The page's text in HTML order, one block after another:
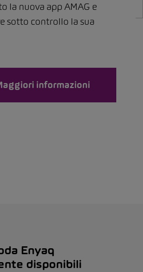
la nuova app AMAG e
sotto controllo la sua
informazioni
Enyaq
disponibili